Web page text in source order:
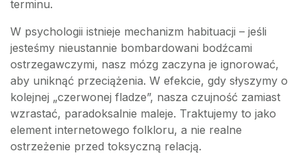
terminu.
W psychologii istnieje mechanizm habituacji – jeśli
jesteśmy nieustannie bombardowani bodźcami
ostrzegawczymi, nasz mózg zaczyna je ignorować,
aby uniknąć przeciążenia. W efekcie, gdy słyszymy o
kolejnej „czerwonej fladze”, nasza czujność zamiast
wzrastać, paradoksalnie maleje. Traktujemy to jako
element internetowego folkloru, a nie realne
ostrzeżenie przed toksyczną relacją.